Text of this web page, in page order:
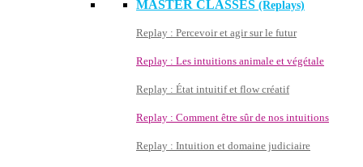
MASTER CLASSES (Replays)
Replay : Percevoir et agir sur le futur
Replay : Les intuitions animale et végétale
Replay : État intuitif et flow créatif
Replay : Comment être sûr de nos intuitions
Replay : Intuition et domaine judiciaire